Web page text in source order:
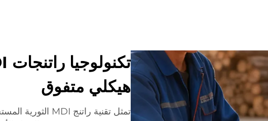
هيكلي متفوق